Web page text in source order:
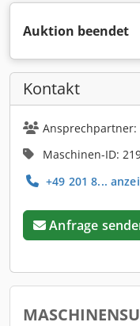
Auktion beendet
Kontakt
Ansprechpartner:
Maschinen-ID:
+49 201 8...
Anfrage